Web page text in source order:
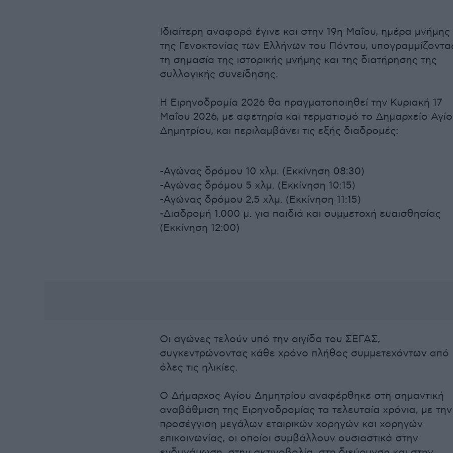
Ιδιαίτερη αναφορά έγινε και στην 19η Μαΐου, ημέρα μνήμης
της Γενοκτονίας των Ελλήνων του Πόντου,
τη σημασία της ιστορικής μνήμης και της διατήρησης της
συλλογικής συνείδησης.
Η Ειρηνοδρομία 2026 θα πραγματοποιηθεί την Κυριακή 17
Μαΐου 2026, με αφετηρία και τερματισμό το Δημαρχείο
Δημητρίου, και περιλαμβάνει τις εξής διαδρομές:
-Αγώνας δρόμου 10 χλμ. (Εκκίνηση 08:30)
-Αγώνας δρόμου 5 χλμ. (Εκκίνηση 10:15)
-Αγώνας δρόμου 2,5 χλμ. (Εκκίνηση 11:15)
-Διαδρομή 1.000 μ. για παιδιά και συμμετοχή ευαισθησίας
(Εκκίνηση 12:00)
Οι αγώνες τελούν υπό την αιγίδα του ΣΕΓΑΣ,
συγκεντρώνοντας κάθε χρόνο πλήθος συμμετεχόντων από
όλες τις ηλικίες.
Ο Δήμαρχος Αγίου Δημητρίου αναφέρθηκε στη σημαντική
αναβάθμιση της Ειρηνοδρομίας τα τελευταία χρόνια, με την
προσέγγιση μεγάλων εταιρικών χορηγών και χορηγών
επικοινωνίας, οι οποίοι συμβάλλουν ουσιαστικά στην